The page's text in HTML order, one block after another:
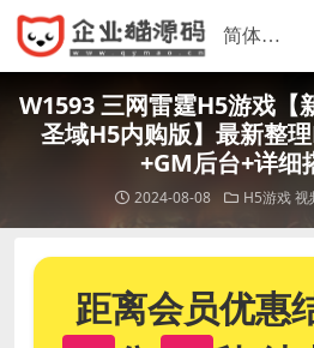
W1593 三网雷霆H5游戏【
圣域H5内购版】最新整
+GM后台+详细
2024-08-08 H5游戏视
距离会员优惠